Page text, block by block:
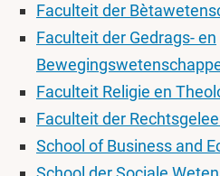
Faculteit der
Faculteit der Gedrags- en
Faculteit Religie en
Faculteit der
School of Business and